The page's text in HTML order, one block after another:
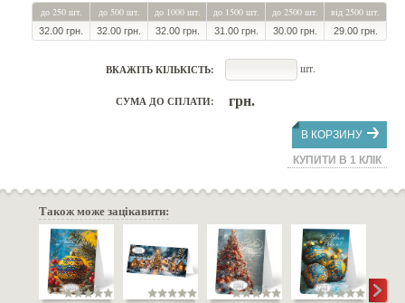
до 250 шт.
до 500 шт. до 1000 шт. до 1500 шт. до 2500 шт. від 2500 шт.
32.00 грн. 32.00 грн. 32.00 грн. 31.00 грн. 30.00 грн. 29.00 грн.
ВКАЖІТЬ КІЛЬКІСТЬ: шт.
СУМА ДО СПЛАТИ: грн.
В КОРЗИНУ
КУПИТИ В 1 КЛІК
Також може зацікавити: